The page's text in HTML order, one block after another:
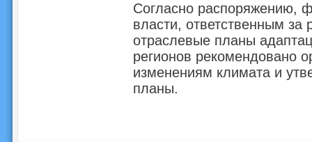
Согласно распоряжению,
власти, ответственным за
отраслевые планы
регионов рекомендовано
изменениям климата и
планы.